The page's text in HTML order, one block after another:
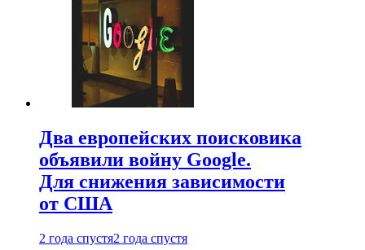
Два европейских поисковика
объявили войну Google.
Для снижения зависимости
от США
2 года спустя2 года спустя